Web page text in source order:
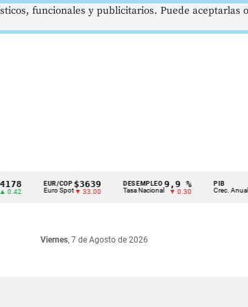
EUR/COP
Euro Spot
$3639
▼ 33.00
DESEMPLEO
Tasa Nacional
9,9 %
▼ 0.30 Crec. Anual ▲
Viernes, 7 de Agosto de 2026
funcionales y publicitarios. Puede aceptarlas